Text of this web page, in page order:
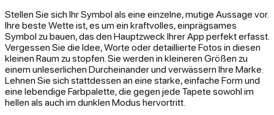
Stellen Sie sich Ihr Symbol als eine einzelne, mutige Aussage vor.
Ihre beste Wette ist, es um ein kraftvolles, einprägsames
Symbol zu bauen, das den Hauptzweck Ihrer App perfekt erfasst.
Vergessen Sie die Idee, Worte oder detaillierte Fotos in diesen
kleinen Raum zu stopfen. Sie werden in kleineren Größen zu
einem unleserlichen Durcheinander und verwässern Ihre Marke.
Lehnen Sie sich stattdessen an eine starke, einfache Form und
eine lebendige Farbpalette, die gegen jede Tapete sowohl im
hellen als auch im dunklen Modus hervortritt.